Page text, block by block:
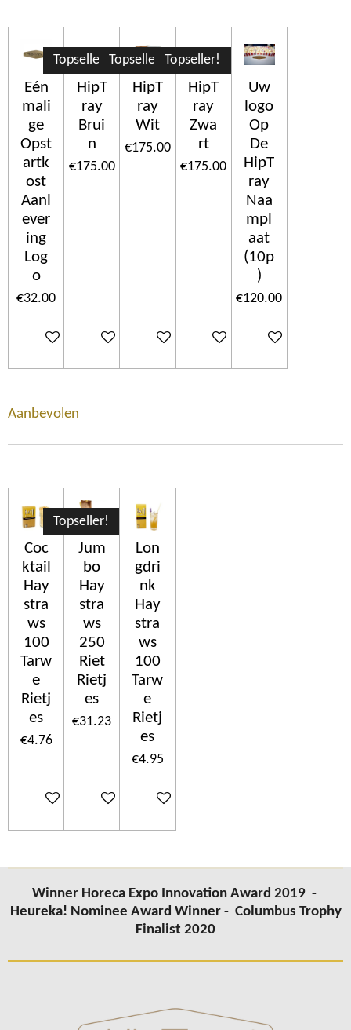
Eén
mali
ge
Opst
artk
ost
Aanl
ever
ing
Log
o
€32.00
Add to cart
Topseller!
HipT
ray
Brui
n
€175.00
Add to cart
Topseller!
HipT
ray
Wit
€175.00
Add to cart
Topseller!
HipT
ray
Zwa
rt
€175.00
Add to cart
Uw
logo
Op
De
HipT
ray
Naa
mpl
aat
(10p
)
€120.00
Add to cart
Aanbevolen
Coc
ktail
Hay
stra
ws
100
Tarw
e
Rietj
es
€4.76
Add to cart
Topseller!
Jum
bo
Hay
stra
ws
250
Riet
Rietj
es
€31.23
Add to cart
Lon
gdri
nk
Hay
stra
ws
100
Tarw
e
Rietj
es
€4.95
Add to cart
Winner Horeca Expo Innovation Award 2019 -
Heureka! Nominee Award Winner - Columbus Trophy
Finalist 2020